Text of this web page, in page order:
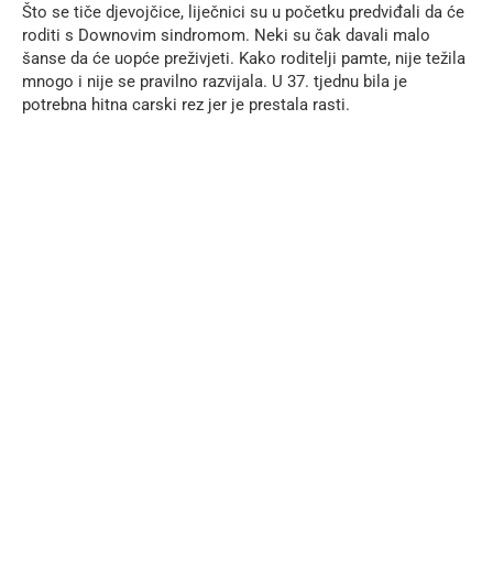
Što se tiče djevojčice, liječnici su u početku predviđali da će
roditi s Downovim sindromom. Neki su čak davali malo
šanse da će uopće preživjeti. Kako roditelji pamte, nije težila
mnogo i nije se pravilno razvijala. U 37. tjednu bila je
potrebna hitna carski rez jer je prestala rasti.